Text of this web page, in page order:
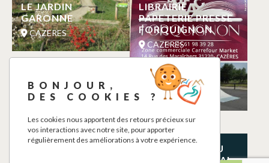
LE JARDIN
GARONNE
CAZERES
LIBRAIRIE
PAPETERIE PRESSE
FORQUIGNON
CAZERES
CLEJUST (JARDINS
DU VOLVESTRE)
CAZERES
SKATE PARC
CAZERES
GARGOUILLE DU
CHATEAU FEODAL
BONJOUR,
DES COOKIES ?
Les cookies nous apportent des retours précieux sur
vos interactions avec notre site, pour apporter
régulièrement des améliorations à votre expérience.